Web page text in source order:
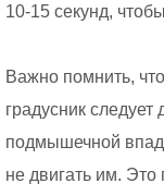
10-15 секунд,
Важно помнить,
градусник следует
подмышечной
не двигать им.